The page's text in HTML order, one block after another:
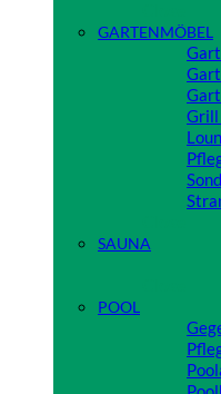
GARTENMÖBEL
Grill
SAUNA
POOL